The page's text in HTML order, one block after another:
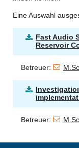
Eine Auswahl
Fast Audio
Reservoir
Betreuer:
Betreuer: